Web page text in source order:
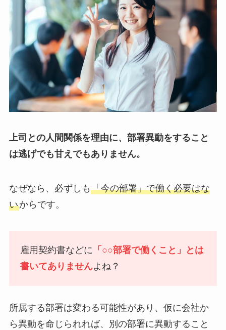
上司との人間関係を理由に、部署異動をすること
は逃げでも甘えでもありません。
なぜなら、必ずしも 「今の部署」で働く必要はな
いからです。
雇用契約書などに 「○○部署で働くこと」とは
書いてありませんよね？
所属する部署は変わる可能性があり、仮に会社か
ら異動を命じられれば、別の部署に異動すること